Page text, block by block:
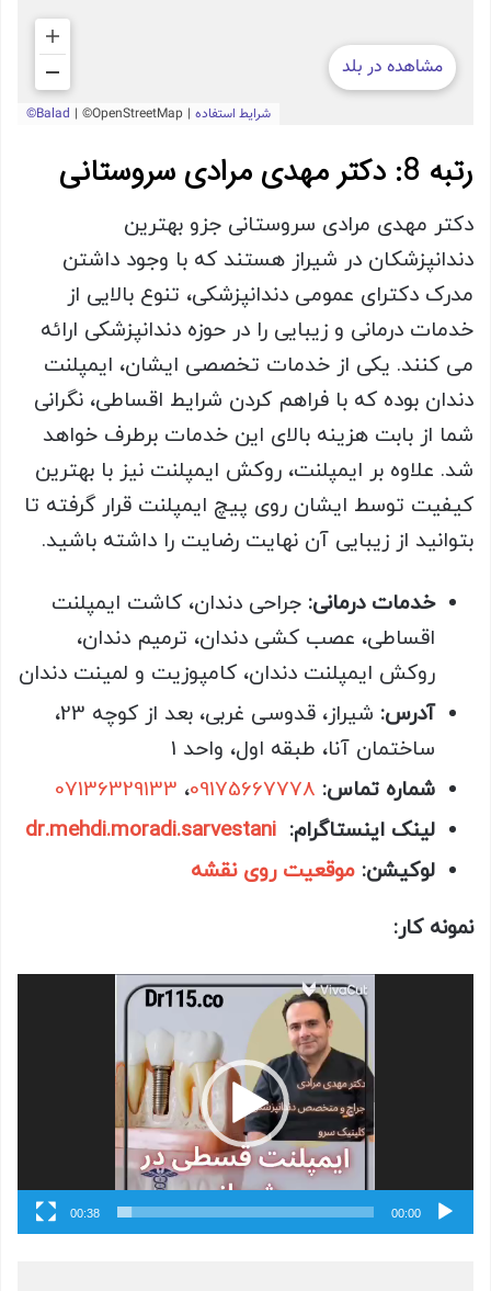
رتبه 8: دکتر مهدی مرادی سروستانی
دکتر مهدی مرادی سروستانی جزو بهترین
دندانپزشکان در شیراز هستند که با وجود داشتن
مدرک دکترای عمومی دندانپزشکی، تنوع بالایی از
خدمات درمانی و زیبایی را در حوزه دندانپزشکی ارائه
می کنند. یکی از خدمات تخصصی ایشان، ایمپلنت
دندان بوده که با فراهم کردن شرایط اقساطی، نگرانی
شما از بابت هزینه بالای این خدمات برطرف خواهد
شد. علاوه بر ایمپلنت، روکش ایمپلنت نیز با بهترین
کیفیت توسط ایشان روی پیچ ایمپلنت قرار گرفته تا
بتوانید از زیبایی آن نهایت رضایت را داشته باشید.
خدمات درمانی: جراحی دندان، کاشت ایمپلنت
اقساطی، عصب کشی دندان، ترمیم دندان،
روکش ایمپلنت دندان، کامپوزیت و لمینت دندان
آدرس:
شیراز، قدوسی غربی، بعد از کوچه 23،
ساختمان آنا، طبقه اول، واحد 1
شماره تماس: 09175667778، 07136329133
لینک اینستاگرام:
لوکیشن: موقعیت روی نقشه
نمونه کار:
نمایشگر
ویدیو
00:00
00:38